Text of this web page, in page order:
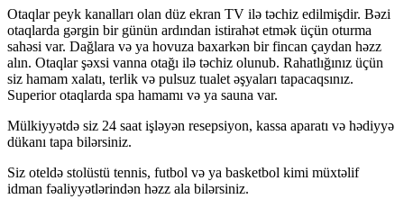
Otaqlar peyk kanalları olan düz ekran TV ilə təchiz edilmişdir. Bəzi
otaqlarda gərgin bir günün ardından istirahət etmək üçün oturma
sahəsi var. Dağlara və ya hovuza baxarkən bir fincan çaydan həzz
alın. Otaqlar şəxsi vanna otağı ilə təchiz olunub. Rahatlığınız üçün
siz hamam xalatı, terlik və pulsuz tualet əşyaları tapacaqsınız.
Superior otaqlarda spa hamamı və ya sauna var.
Mülkiyyətdə siz 24 saat işləyən resepsiyon, kassa aparatı və hədiyyə
dükanı tapa bilərsiniz.
Siz oteldə stolüstü tennis, futbol və ya basketbol kimi müxtəlif
idman fəaliyyətlərindən həzz ala bilərsiniz.